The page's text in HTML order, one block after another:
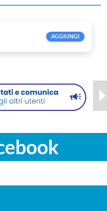
AGGIUNGI